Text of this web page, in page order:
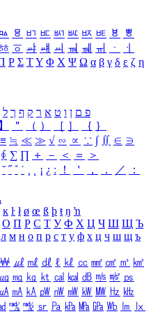
ㅰ ㅱ ㅲ ㅳ ㅴ ㅵ ㅶ ㅷ ㅸ
ㅹ
ㆆ ㆇ ㆈ ㆉ ㆊ ㆋ ㆌ ㆍ
ㆎ
Ρ Σ ΤΥ Φ Χ Ψ Ω α β γ δ ε ζ η
פ ם ן ו ט א ר ק ף ך ל
】 ＂ （ ） ［ ］ ｛ ｝
≡ ≒ ≪ ≫ √ ∽ ∝ ∵ ∫ ∬ ∈ ∋
∮ ∑ ∏ ＋ － ＜ ＝
＞
˘ ˝ ˚ ˙ ¸ ¡ ¿ ː ！ ＇ ， ． ／
：
ĸ ŀ ł ø œ ß þ ŧ ŋ ŉ
О П Р С Т У Ф Х Ц Ч Ш Щ Ъ
л м н о п р с т у ф х ц ч ш щ ъ
￦ ㎕ ㎖ ㎗ ℓ ㎘ ㏄ ㎣ ㎤ ㎥ ㎦
㎍ ㎎ ㎏ ㏏ ㎈ ㎉ ㏈ ㎧ ㎨ ㎰
㎃ ㎄ ㎺ ㎻ ㎽ ㎾ ㎿ ㎐ ㎑
㎮ ㎯ ㏛ ㎩ ㎪ ㎫ ㎬ ㏝ ㏐
㏓